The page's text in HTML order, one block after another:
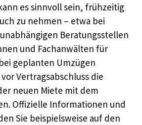
es sinnvoll sein, frühzeitig
zu nehmen – etwa bei
Beratungsstellen
und Fachanwälten für
geplanten Umzügen
Vertragsabschluss die
neuen Miete mit dem
Offizielle Informationen und
Sie beispielsweise auf den